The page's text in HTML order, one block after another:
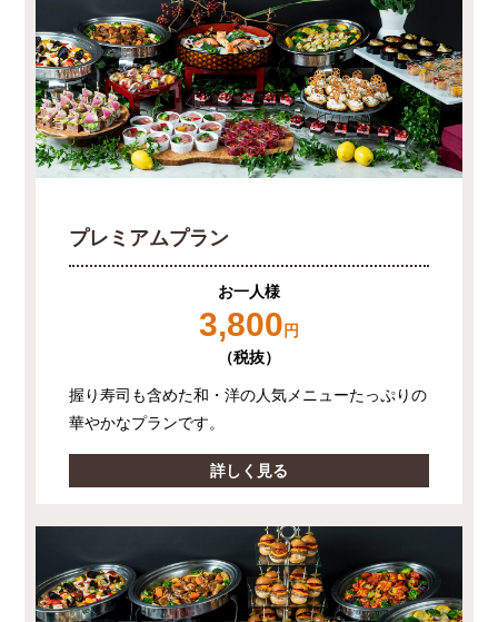
プレミアムプラン
お一人様
3,800 円
（税抜）
握り寿司も含めた和・洋の人気メニューたっぷりの
華やかなプランです。
詳しく見る